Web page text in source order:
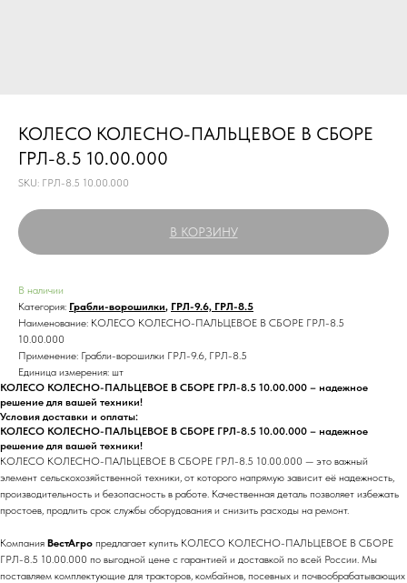
КОЛЕСО КОЛЕСНО-ПАЛЬЦЕВОЕ В СБОРЕ
ГРЛ-8.5 10.00.000
SKU: ГРЛ-8.5 10.00.000
В КОРЗИНУ
В наличии
Категория: Грабли-ворошилки, ГРЛ-9.6, ГРЛ-8.5
Наименование: КОЛЕСО КОЛЕСНО-ПАЛЬЦЕВОЕ В СБОРЕ ГРЛ-8.5
10.00.000
Применение: Грабли-ворошилки ГРЛ-9.6, ГРЛ-8.5
Единица измерения: шт
КОЛЕСО КОЛЕСНО-ПАЛЬЦЕВОЕ В СБОРЕ ГРЛ-8.5 10.00.000 – надежное
решение для вашей техники!
Условия доставки и оплаты:
КОЛЕСО КОЛЕСНО-ПАЛЬЦЕВОЕ В СБОРЕ ГРЛ-8.5 10.00.000 – надежное
решение для вашей техники!
КОЛЕСО КОЛЕСНО-ПАЛЬЦЕВОЕ В СБОРЕ ГРЛ-8.5 10.00.000 — это важный
элемент сельскохозяйственной техники, от которого напрямую зависит её надежность,
производительность и безопасность в работе. Качественная деталь позволяет избежать
простоев, продлить срок службы оборудования и снизить расходы на ремонт.
Компания ВестАгро предлагает купить КОЛЕСО КОЛЕСНО-ПАЛЬЦЕВОЕ В СБОРЕ
ГРЛ-8.5 10.00.000 по выгодной цене с гарантией и доставкой по всей России. Мы
поставляем комплектующие для тракторов, комбайнов, посевных и почвообрабатывающих